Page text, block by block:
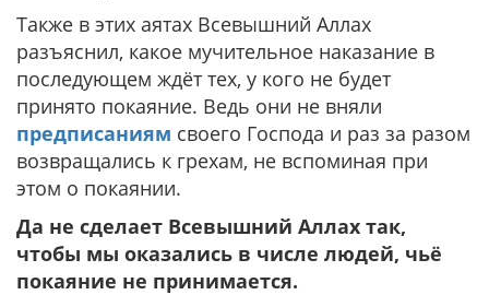
Также в этих аятах Всевышний Аллах
разъяснил, какое мучительное наказание в
последующем ждёт тех, у кого не будет
принято покаяние. Ведь они не вняли
предписаниям своего Господа и раз за разом
возвращались к грехам, не вспоминая при
этом о покаянии.
Да не сделает Всевышний Аллах так,
чтобы мы оказались в числе людей, чьё
покаяние не принимается.